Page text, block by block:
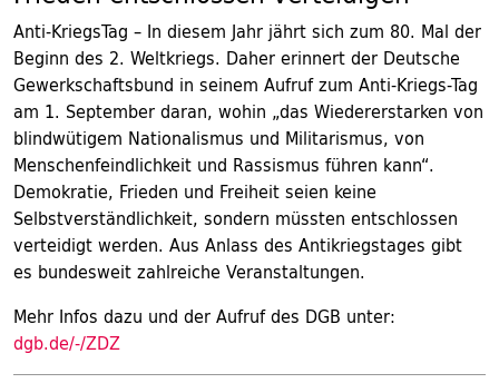
Anti-KriegsTag – In diesem Jahr jährt sich zum 80. Mal der
Beginn des 2. Weltkriegs. Daher erinnert der Deutsche
Gewerkschaftsbund in seinem Aufruf zum Anti-Kriegs-Tag
am 1. September daran, wohin „das Wiedererstarken von
blindwütigem Nationalismus und Militarismus, von
Menschenfeindlichkeit und Rassismus führen kann“.
Demokratie, Frieden und Freiheit seien keine
Selbstverständlichkeit, sondern müssten entschlossen
verteidigt werden. Aus Anlass des Antikriegstages gibt
es bundesweit zahlreiche Veranstaltungen.
Mehr Infos dazu und der Aufruf des DGB unter:
dgb.de/-/ZDZ